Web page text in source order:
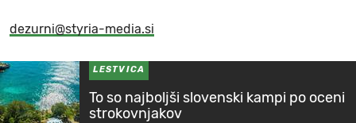
dezurni@styria-media.si
LESTVICA
To so najboljši slovenski kampi po oceni
strokovnjakov